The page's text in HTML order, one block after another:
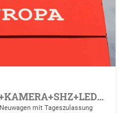
N-Line Prime 4WD+NAVI+KAMERA+SHZ+LED+19''ALU+PDC
Neuwagen mit Tageszulassung